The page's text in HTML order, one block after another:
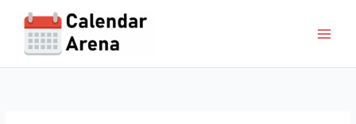
contenido